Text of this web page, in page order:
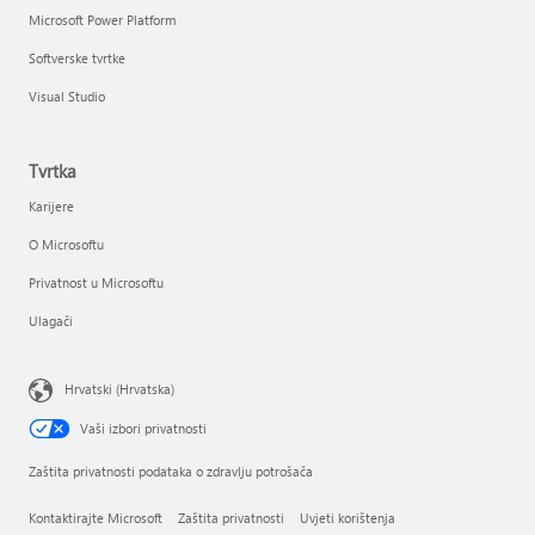
Microsoft Power Platform
Softverske tvrtke
Visual Studio
Tvrtka
Karijere
O Microsoftu
Privatnost u Microsoftu
Ulagači
Hrvatski (Hrvatska)
Vaši izbori privatnosti
Zaštita privatnosti podataka o zdravlju potrošača
Kontaktirajte Microsoft Zaštita privatnosti Uvjeti korištenja